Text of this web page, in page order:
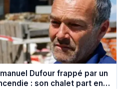
Dufour frappé par un
: son chalet part en